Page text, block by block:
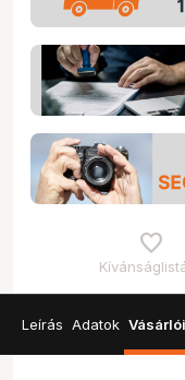
Leírás Adatok